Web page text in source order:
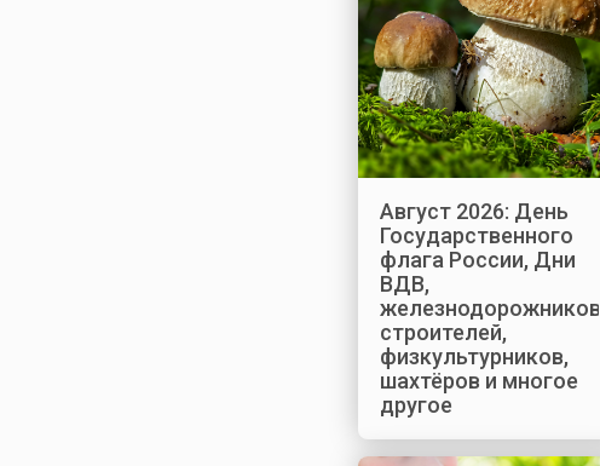
Август 2026: День
Государственного
флага России, Дни
ВДВ,
железнодорожников,
строителей,
физкультурников,
шахтёров и многое
другое